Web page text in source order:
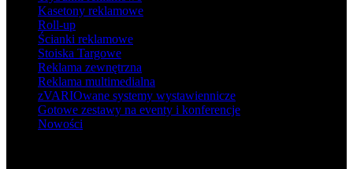
Kasetony reklamowe
Roll-up
Ścianki reklamowe
Stoiska Targowe
Reklama zewnętrzna
Reklama multimedialna
zVARIOwane systemy wystawiennicze
Gotowe zestawy na eventy i konferencje
Nowości